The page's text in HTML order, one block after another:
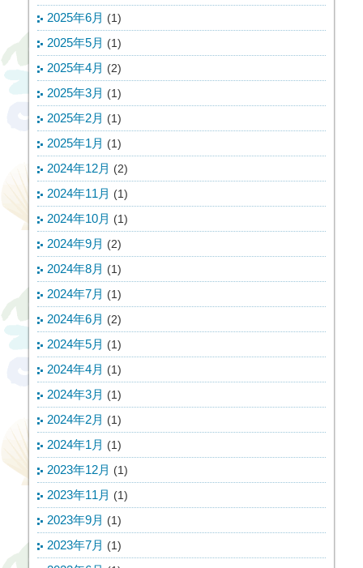
2025年6月 (1)
2025年5月 (1)
2025年4月 (2)
2025年3月 (1)
2025年2月 (1)
2025年1月 (1)
2024年12月 (2)
2024年11月 (1)
2024年10月 (1)
2024年9月 (2)
2024年8月 (1)
2024年7月 (1)
2024年6月 (2)
2024年5月 (1)
2024年4月 (1)
2024年3月 (1)
2024年2月 (1)
2024年1月 (1)
2023年12月 (1)
2023年11月 (1)
2023年9月 (1)
2023年7月 (1)